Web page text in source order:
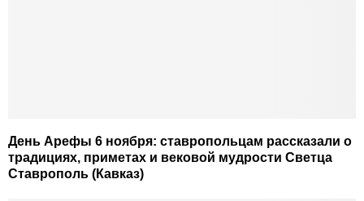
День Арефы 6 ноября: ставропольцам рассказали о
традициях, приметах и вековой мудрости Светца
Ставрополь (Кавказ)